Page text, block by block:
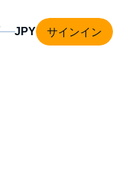
サインイン